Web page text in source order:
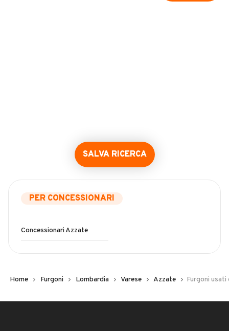
SALVA RICERCA
PER CONCESSIONARI
Concessionari Azzate
Home Furgoni Lombardia Varese Azzate Furgoni usati